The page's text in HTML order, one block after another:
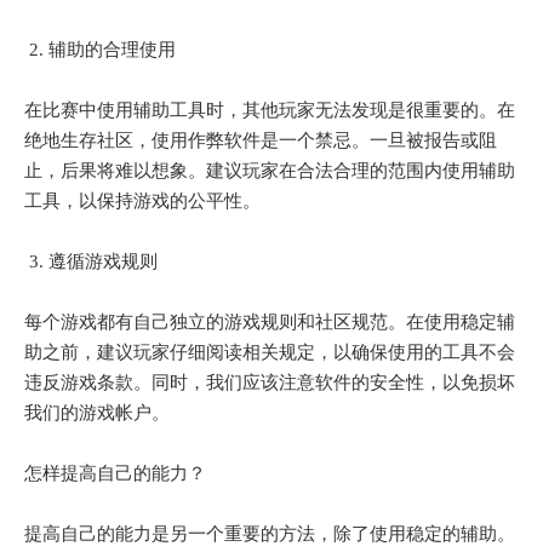
2. 辅助的合理使用
在比赛中使用辅助工具时，其他玩家无法发现是很重要的。在
绝地生存社区，使用作弊软件是一个禁忌。一旦被报告或阻
止，后果将难以想象。建议玩家在合法合理的范围内使用辅助
工具，以保持游戏的公平性。
3. 遵循游戏规则
每个游戏都有自己独立的游戏规则和社区规范。在使用稳定辅
助之前，建议玩家仔细阅读相关规定，以确保使用的工具不会
违反游戏条款。同时，我们应该注意软件的安全性，以免损坏
我们的游戏帐户。
怎样提高自己的能力？
提高自己的能力是另一个重要的方法，除了使用稳定的辅助。